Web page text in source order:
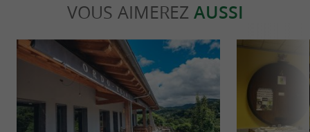
VOUS AIMEREZ AUSSI